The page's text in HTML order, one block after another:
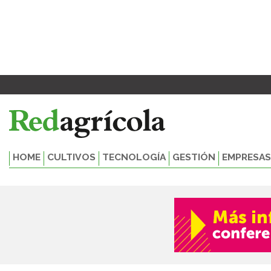
HOME CULTIVOS TECNOLOGÍA GESTIÓN EMPRESAS